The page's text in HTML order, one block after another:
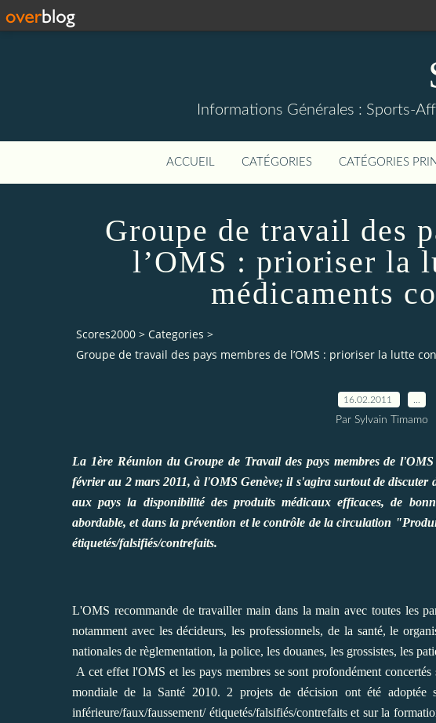
Informations Générales : Sports-
ACCUEIL CATÉGORIES CATÉGORIES
Groupe de travail des
l’OMS : prioriser la
médicaments
Scores2000 > Categories >
Groupe de travail des pays membres de l’OMS : prioriser la lutte
16.02.2011
Par Sylvain Timamo
La 1ère Réunion du Groupe de Travail des pays membres de
février au 2 mars 2011, à l'OMS Genève; il s'agira surtout de discuter
aux pays la disponibilité des produits médicaux efficaces, de
abordable, et dans la prévention et le contrôle de la circulation
étiquetés/falsifiés/contrefaits.
L'OMS recommande de travailler main dans la main avec toutes les
notamment avec les décideurs, les professionnels, de la santé, le
nationales de règlementation, la police, les douanes, les grossistes, les
A cet effet l'OMS et les pays membres se sont profondément
mondiale de la Santé 2010. 2 projets de décision ont été
inférieure/faux/faussement/ étiquetés/falsifiés/contrefaits et sur la